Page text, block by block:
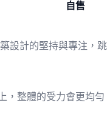
自售
設計的堅持與專注，
整體的受力會更均